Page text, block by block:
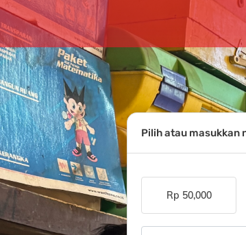
Pilih atau masukkan
Rp 50,000